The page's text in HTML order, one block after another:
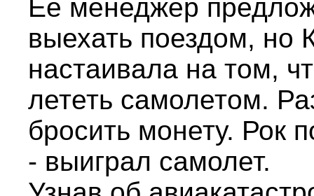
Ее менеджер
выехать поездом, но
настаивала на том,
лететь самолетом.
бросить монету. Рок
- выиграл самолет.